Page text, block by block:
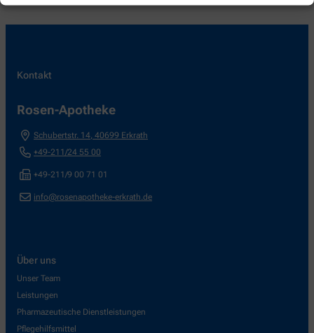
Kontakt
Rosen-Apotheke
Schubertstr. 14, 40699 Erkrath
+49-211/24 55 00
+49-211/9 00 71 01
info@rosenapotheke-erkrath.de
Über uns
Unser Team
Leistungen
Pharmazeutische Dienstleistungen
Pflegehilfsmittel